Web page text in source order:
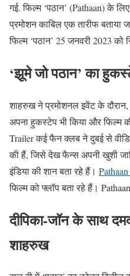
गई. फिल्म ‘पठान’ (Pathaan) के
प्रमोशन काबिल एक तारीफ बताया
फिल्म ‘पठान’ 25 जनवरी 2023 को
‘झूमे जो पठान’ का
शाहरुख ने प्रमोशनल इवेंट के दौरान,
अपना हुकस्टेप भी किया और फिल्म
Trailer कई फैन क्लब ने दुबई से
की हैं, जिसे देख फैन्स अपनी खुशी
इंडिया की शान बता रहे हैं।
फिल्म को फ्लॉप बता रहे हैं।
दीपिका-जॉन के साथ
शाहरुख